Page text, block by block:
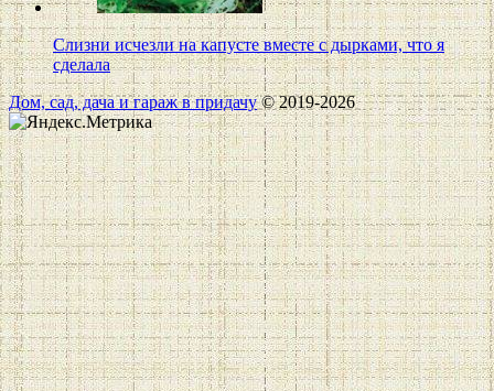
Слизни исчезли на капусте вместе с дырками, что я
сделала
Дом, сад, дача и гараж в придачу© 2019-2026